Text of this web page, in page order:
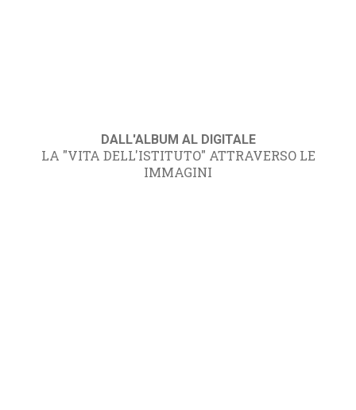
DALL'ALBUM AL DIGITALE
LA "VITA DELL'ISTITUTO" ATTRAVERSO LE
IMMAGINI